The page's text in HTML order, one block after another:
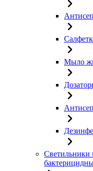
Мыло
Светильники